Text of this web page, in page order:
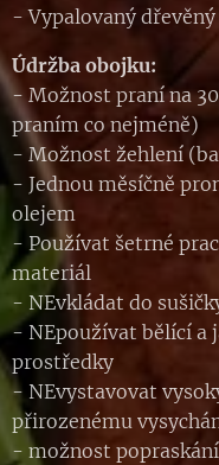
- Vypalovaný
Údržba obojku:
- Možnost praní na
praním co nejméně)
- Možnost žehlení
- Jednou měsíčně
olejem
- Používat šetrné
materiál
- NEvkládat do
- NEpoužívat bělící a
prostředky
- NEvystavovat
přirozenému
- možnost